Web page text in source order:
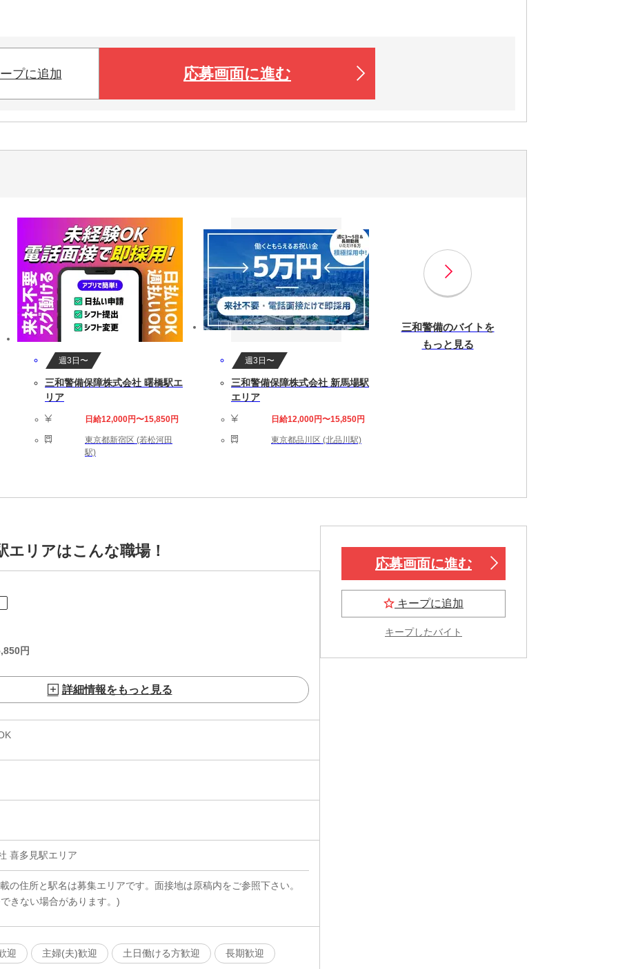
プに追加 応募画面に進む
週3日〜
三和警備保障株式会社 曙橋駅エ
リア
日給12,000円〜15,850円
東京都新宿区 (若松河田
駅)
週3日〜
三和警備保障株式会社 新馬場駅
エリア
日給12,000円〜15,850円
東京都品川区 (北品川駅)
三和警備のバイトを
もっと見る
エリアはこんな職場！
円
詳細情報をもっと見る
喜多見駅エリア
の住所と駅名は募集エリアです。面接地は原稿内をご参照下さい。
きない場合があります。)
迎 主婦(夫)歓迎 土日働ける方歓迎 長期歓迎
応募画面に進む
キープに追加
キープしたバイト